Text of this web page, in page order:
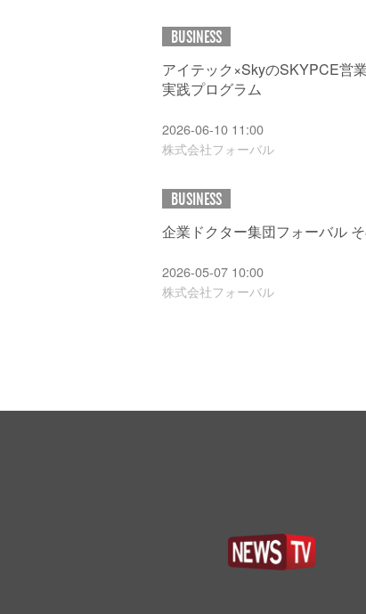
BUSINESS
アイテック×SkyのSKYPCE営
実践プログラム
2026-06-10 11:00
株式会社フォーバル
BUSINESS
企業ドクター集団フォーバル
2026-05-07 10:00
株式会社フォーバル